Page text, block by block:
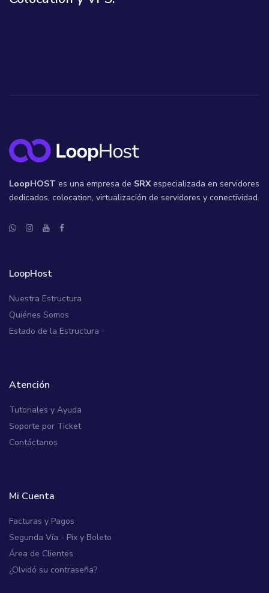
LoopHOST es una empresa de SRXespecializada en servidores
dedicados, colocation, virtualización de servidores y conectividad.
LoopHost
Nuestra Estructura
Quiénes Somos
Estado de la Estructura
Atención
Tutoriales y Ayuda
Soporte por Ticket
Contáctanos
Mi Cuenta
Facturas y Pagos
Segunda Vía - Pix y Boleto
Área de Clientes
¿Olvidó su contraseña?